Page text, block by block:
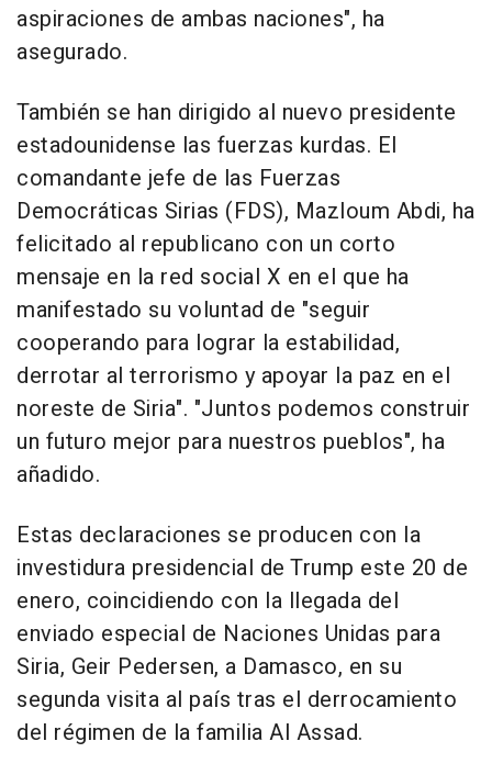
aspiraciones de ambas naciones", ha
asegurado.
También se han dirigido al nuevo presidente
estadounidense las fuerzas kurdas. El
comandante jefe de las Fuerzas
Democráticas Sirias (FDS), Mazloum Abdi, ha
felicitado al republicano con un corto
mensaje en la red social X en el que ha
manifestado su voluntad de "seguir
cooperando para lograr la estabilidad,
derrotar al terrorismo y apoyar la paz en el
noreste de Siria". "Juntos podemos construir
un futuro mejor para nuestros pueblos", ha
añadido.
Estas declaraciones se producen con la
investidura presidencial de Trump este 20 de
enero, coincidiendo con la llegada del
enviado especial de Naciones Unidas para
Siria, Geir Pedersen, a Damasco, en su
segunda visita al país tras el derrocamiento
del régimen de la familia Al Assad.